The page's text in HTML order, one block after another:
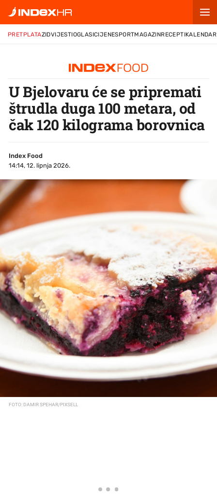
PRETPLATAZIDVIJESTIOGLASICIJENESPORTMAGAZINRECEPTIKALENDAR
U Bjelovaru će se pripremati
štrudla duga 100 metara, od
čak 120 kilograma borovnica
Index Food
14:14, 12. lipnja 2026.
FOTO: DAMIR SPEHAR/PIXSELL